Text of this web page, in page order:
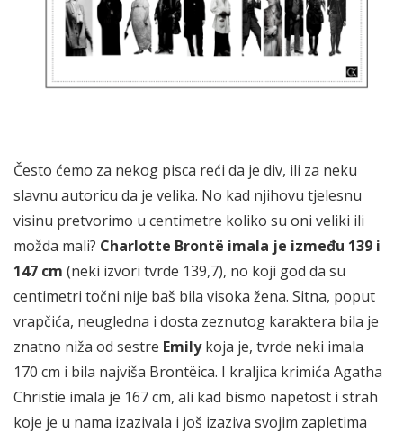
Često ćemo za nekog pisca reći da je div, ili za neku
slavnu autoricu da je velika. No kad njihovu tjelesnu
visinu pretvorimo u centimetre koliko su oni veliki ili
možda mali? Charlotte Brontë imala je između 139 i
147 cm (neki izvori tvrde 139,7), no koji god da su
centimetri točni nije baš bila visoka žena. Sitna, poput
vrapčića, neugledna i dosta zeznutog karaktera bila je
znatno niža od sestre Emilykoja je, tvrde neki imala
170 cm i bila najviša Brontëica. I kraljica krimića Agatha
Christie imala je 167 cm, ali kad bismo napetost i strah
koje je u nama izazivala i još izaziva svojim zapletima